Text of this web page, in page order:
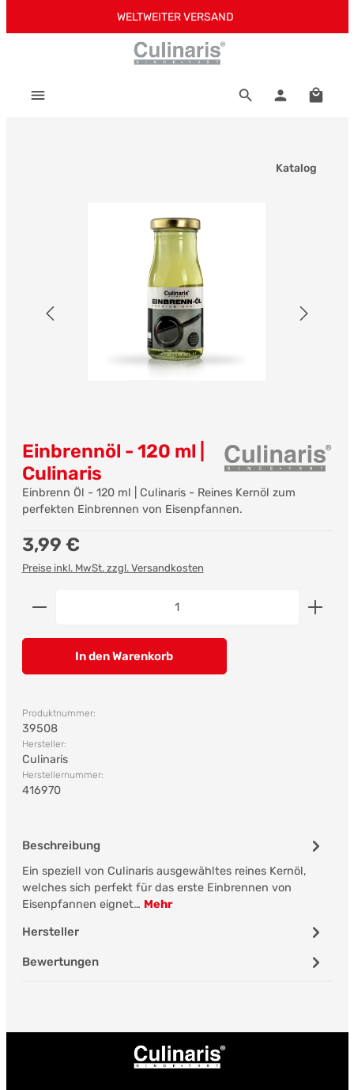
Zum Hauptinhalt springenWELTWEITER VERSAND
Katalog
Einbrennöl - 120 ml |
Culinaris
Einbrenn Öl - 120 ml | Culinaris - Reines Kernöl zum
perfekten Einbrennen von Eisenpfannen.
Regulärer Preis:
3,99 €
Preise inkl. MwSt. zzgl. Versandkosten
Produkt Anzahl: Gib den gewünschten Wert ein
In den Warenkorb
Produktnummer:
39508
Hersteller:
Culinaris
Herstellernummer:
416970
Beschreibung
Ein speziell von Culinaris ausgewähltes reines Kernöl,
welches sich perfekt für das erste Einbrennen von
Eisenpfannen eignet… Mehr
Hersteller
Bewertungen